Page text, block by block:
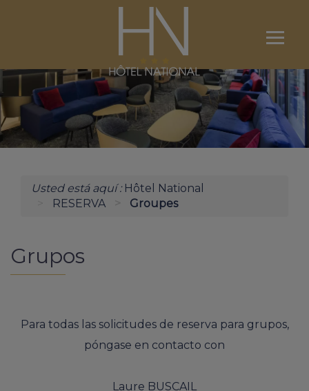
menu
EL HOTEL
NUESTRAS HABITACIONES
LOURDES
Usted está aquí : Hôtel National
RESERVA
Groupes
Grupos
Para todas las solicitudes de reserva para grupos,
póngase en contacto con
Laure BUSCAIL